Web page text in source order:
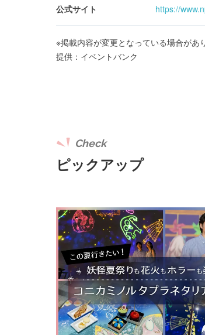
公式サイト https://
※掲載内容が変更となっている場合があ
提供：イベントバンク
ピックアップ
Check